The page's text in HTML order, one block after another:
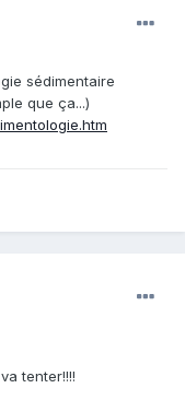
sédimentaire
que ça...)
tenter!!!!